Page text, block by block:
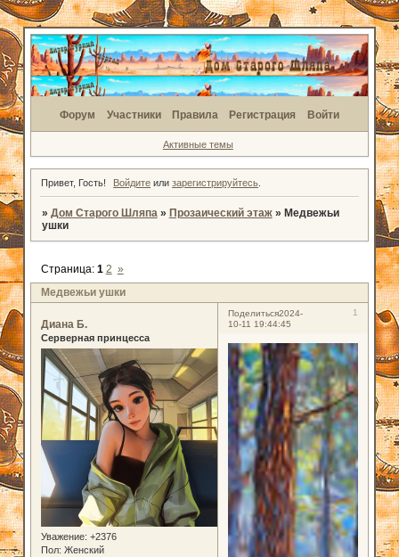
Форум Участники Правила Регистрация Войти
Активные темы
Привет, Гость! Войдите илизарегистрируйтесь
» Дом Старого Шляпа » Прозаический этаж » Медвежьи
ушки
Медвежьи ушки
Страница: 1 2 »
Поделиться 1
2024-
10-11 19:44:45
Диана Б.
Серверная принцесса
Уважение: +2376
Пол: Женский